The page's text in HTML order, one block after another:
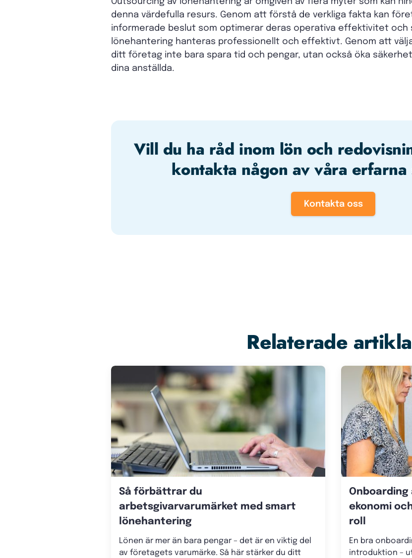
denna värdefulla resurs. Genom att förstå de verkliga fakta kan
informerade beslut som optimerar deras operativa effektivitet och
lönehantering hanteras professionellt och effektivt. Genom att
ditt företag inte bara spara tid och pengar, utan också öka
dina anställda.
Vill du ha råd inom lön och
kontakta någon av våra
Kontakta oss
Relaterade
Så förbättrar du
arbetsgivarvarumärket med smart
lönehantering
Lönen är mer än bara pengar – det är en viktig del
av företagets varumärke. Så här stärker du ditt
Onboarding
ekonomi
roll
En bra
introduktion –